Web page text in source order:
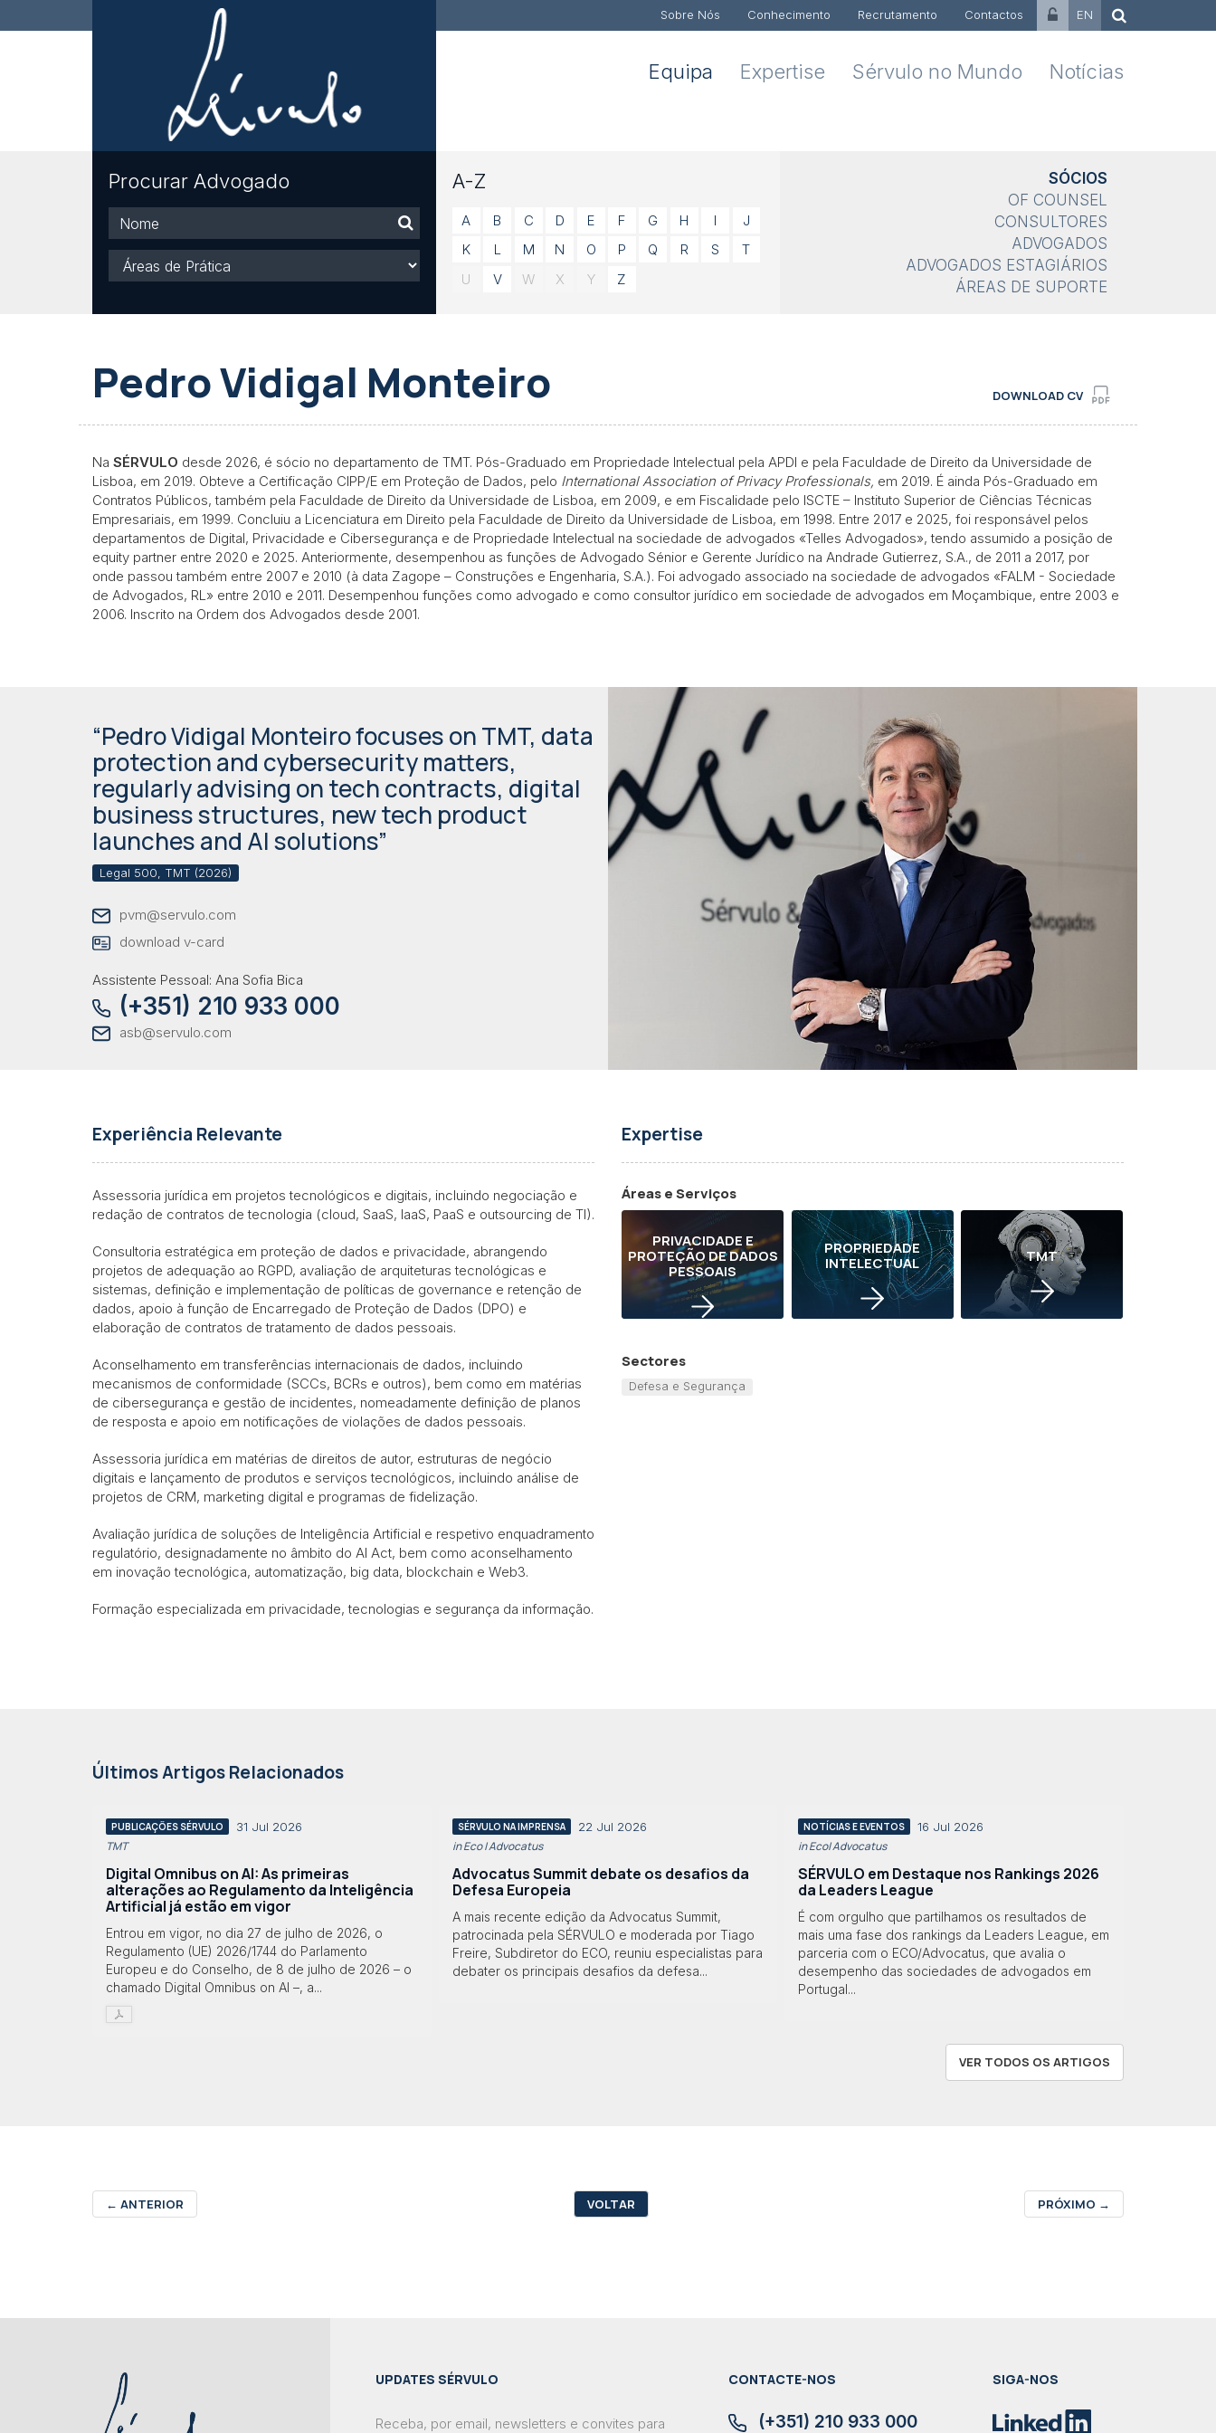
Sobre Nós Conhecimento Recrutamento Contactos EN
Equipa Expertise Sérvulo no Mundo Notícias
Procurar Advogado
Nome
Áreas
de
A-Z
A B C D E F G H I
J
K
L M N O P Q R S
T
U
V W X Y Z
SÓCIOS
OF COUNSEL
CONSULTORES
ADVOGADOS
ADVOGADOS ESTAGIÁRIOS
ÁREAS DE SUPORTE
Pedro Vidigal Monteiro DOWNLOAD CV
Na SÉRVULO desde 2026, é sócio no departamento de TMT. Pós-Graduado em Propriedade Intelectual pela APDI e pela Faculdade de Direito da Universidade de
Lisboa, em 2019. Obteve a Certificação CIPP/E em Proteção de Dados, pelo International Association of Privacy Professionals, em 2019. É ainda Pós-Graduado em
Contratos Públicos, também pela Faculdade de Direito da Universidade de Lisboa, em 2009, e em Fiscalidade pelo ISCTE – Instituto Superior de Ciências Técnicas
Empresariais, em 1999. Concluiu a Licenciatura em Direito pela Faculdade de Direito da Universidade de Lisboa, em 1998. Entre 2017 e 2025, foi responsável pelos
departamentos de Digital, Privacidade e Cibersegurança e de Propriedade Intelectual na sociedade de advogados «Telles Advogados», tendo assumido a posição de
equity partner entre 2020 e 2025. Anteriormente, desempenhou as funções de Advogado Sénior e Gerente Jurídico na Andrade Gutierrez, S.A., de 2011 a 2017, por
onde passou também entre 2007 e 2010 (à data Zagope – Construções e Engenharia, S.A.). Foi advogado associado na sociedade de advogados «FALM - Sociedade
de Advogados, RL» entre 2010 e 2011. Desempenhou funções como advogado e como consultor jurídico em sociedade de advogados em Moçambique, entre 2003 e
2006. Inscrito na Ordem dos Advogados desde 2001.
“Pedro Vidigal Monteiro focuses on TMT, data
protection and cybersecurity matters,
regularly advising on tech contracts, digital
business structures, new tech product
launches and AI solutions”
Legal 500, TMT (2026)
pvm@servulo.com
download v-card
Assistente Pessoal: Ana Sofia Bica
(+351) 210 933 000
asb@servulo.com
Experiência Relevante
Assessoria jurídica em projetos tecnológicos e digitais, incluindo negociação e
redação de contratos de tecnologia (cloud, SaaS, IaaS, PaaS e outsourcing de TI).
Consultoria estratégica em proteção de dados e privacidade, abrangendo
projetos de adequação ao RGPD, avaliação de arquiteturas tecnológicas e
sistemas, definição e implementação de políticas de governance e retenção de
dados, apoio à função de Encarregado de Proteção de Dados (DPO) e
elaboração de contratos de tratamento de dados pessoais.
Aconselhamento em transferências internacionais de dados, incluindo
mecanismos de conformidade (SCCs, BCRs e outros), bem como em matérias
de cibersegurança e gestão de incidentes, nomeadamente definição de planos
de resposta e apoio em notificações de violações de dados pessoais.
Assessoria jurídica em matérias de direitos de autor, estruturas de negócio
digitais e lançamento de produtos e serviços tecnológicos, incluindo análise de
projetos de CRM, marketing digital e programas de fidelização.
Avaliação jurídica de soluções de Inteligência Artificial e respetivo enquadramento
regulatório, designadamente no âmbito do AI Act, bem como aconselhamento
em inovação tecnológica, automatização, big data, blockchain e Web3.
Formação especializada em privacidade, tecnologias e segurança da informação.
Expertise
Áreas e Serviços
PRIVACIDADE E
PROTEÇÃO DE DADOS
PESSOAIS
PROPRIEDADE
INTELECTUAL
TMT
Sectores
Defesa e Segurança
Últimos Artigos Relacionados
PUBLICAÇÕES SÉRVULO 31 Jul 2026
TMT
Digital Omnibus on AI: As primeiras
alterações ao Regulamento da Inteligência
Artificial já estão em vigor
Entrou em vigor, no dia 27 de julho de 2026, o
Regulamento (UE) 2026/1744 do Parlamento
Europeu e do Conselho, de 8 de julho de 2026 – o
chamado Digital Omnibus on AI –, a...
SÉRVULO NA IMPRENSA 22 Jul 2026
in Eco | Advocatus
Advocatus Summit debate os desafios da
Defesa Europeia
A mais recente edição da Advocatus Summit,
patrocinada pela SÉRVULO e moderada por Tiago
Freire, Subdiretor do ECO, reuniu especialistas para
debater os principais desafios da defesa...
NOTÍCIAS E EVENTOS 16 Jul 2026
in Eco| Advocatus
SÉRVULO em Destaque nos Rankings 2026
da Leaders League
É com orgulho que partilhamos os resultados de
mais uma fase dos rankings da Leaders League, em
parceria com o ECO/Advocatus, que avalia o
desempenho das sociedades de advogados em
Portugal...
VER TODOS OS ARTIGOS
← ANTERIOR VOLTAR PRÓXIMO →
UPDATES SÉRVULO
Receba, por email, newsletters e convites para
CONTACTE-NOS
(+351) 210 933 000
SIGA-NOS